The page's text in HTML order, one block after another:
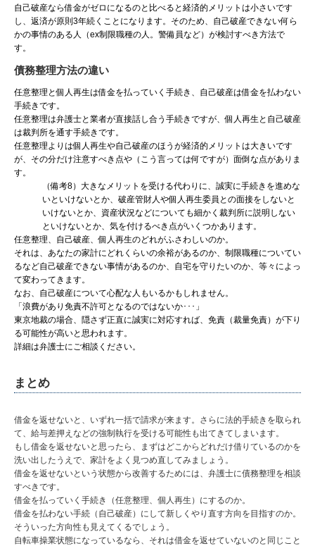
自己破産なら借金がゼロになるのと比べると経済的メリットは小さいです
し、返済が原則3年続くことになります。そのため、自己破産できない何ら
かの事情のある人（ex制限職種の人。警備員など）が検討すべき方法で
す。
債務整理方法の違い
任意整理と個人再生は借金を払っていく手続き、自己破産は借金を払わない
手続きです。
任意整理は弁護士と業者が直接話し合う手続きですが、個人再生と自己破産
は裁判所を通す手続きです。
任意整理よりは個人再生や自己破産のほうが経済的メリットは大きいです
が、その分だけ注意すべき点や（こう言っては何ですが）面倒な点がありま
す。
（備考8）大きなメリットを受ける代わりに、誠実に手続きを進めな
いといけないとか、破産管財人や個人再生委員との面接をしないと
いけないとか、資産状況などについても細かく裁判所に説明しない
といけないとか、気を付けるべき点がいくつかあります。
任意整理、自己破産、個人再生のどれがふさわしいのか。
それは、あなたの家計にどれくらいの余裕があるのか、制限職種についてい
るなど自己破産できない事情があるのか、自宅を守りたいのか、等々によっ
て変わってきます。
なお、自己破産について心配な人もいるかもしれません。
「浪費があり免責不許可となるのではないか･･･」
東京地裁の場合、隠さず正直に誠実に対応すれば、免責（裁量免責）が下り
る可能性が高いと思われます。
詳細は弁護士にご相談ください。
まとめ
借金を返せないと、いずれ一括で請求が来ます。さらに法的手続きを取られ
て、給与差押えなどの強制執行を受ける可能性も出てきてしまいます。
もし借金を返せないと思ったら、まずはどこからどれだけ借りているのかを
洗い出したうえで、家計をよく見つめ直してみましょう。
借金を返せないという状態から改善するためには、弁護士に債務整理を相談
すべきです。
借金を払っていく手続き（任意整理、個人再生）にするのか。
借金を払わない手続（自己破産）にして新しくやり直す方向を目指すのか。
そういった方向性も見えてくるでしょう。
自転車操業状態になっているなら、それは借金を返せていないのと同じこと